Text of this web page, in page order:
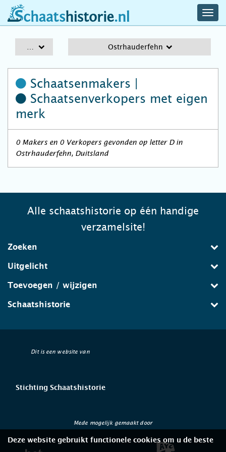
schaatshistorie.nl
Ostrhauderfehn
Schaatsenmakers |
Schaatsenverkopers met eigen
merk
0 Makers en 0 Verkopers gevonden op letter D in
Ostrhauderfehn, Duitsland
Alle schaatshistorie op één handige
verzamelsite!
Zoeken
Uitgelicht
Toevoegen / wijzigen
Schaatshistorie
Dit is een website van
Stichting Schaatshistorie
Mede mogelijk gemaakt door
Deze website gebruikt functionele cookies om u de beste